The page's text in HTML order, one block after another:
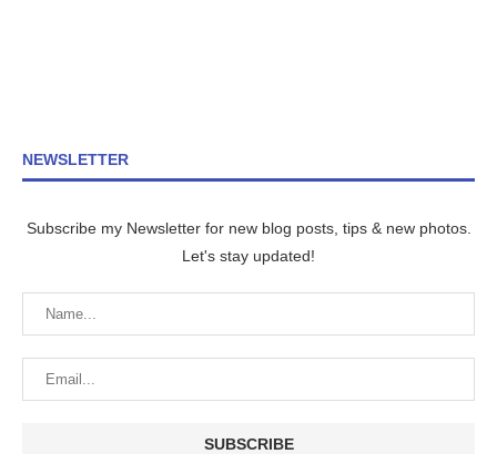
NEWSLETTER
Subscribe my Newsletter for new blog posts, tips & new photos.
Let's stay updated!